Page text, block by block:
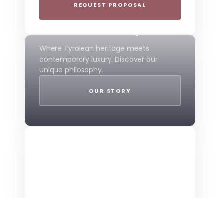
REQUEST PROPOSAL
THE 4-STAR SPIRIT
Where Tyrolean heritage meets
contemporary luxury. Discover our
unique philosophy.
OUR STORY